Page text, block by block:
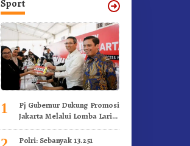
Sport
1
Pj Gubernur Dukung Promosi
Jakarta Melalui Lomba Lari
Polri: Sebanyak 13.251